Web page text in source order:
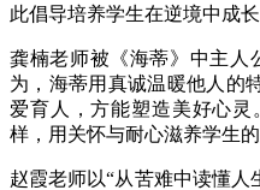
此倡导培养学生在逆境中成
龚楠老师被《海蒂》中主人
为，海蒂用真诚温暖他人的
爱育人，方能塑造美好心
样，用关怀与耐心滋养学生的
赵霞老师以“从苦难中读懂人